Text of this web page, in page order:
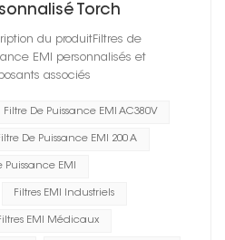
Torch
480V 200A
du produitFiltres de
EMI personnalisés et
associés
Filtre De Puissance EMI AC380V
De Puissance EMI 200 A
Puissance EMI
Filtres EMI Industriels
EMI Médicaux